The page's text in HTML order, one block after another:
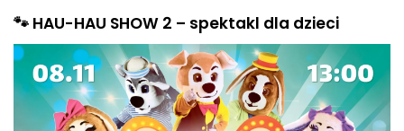
🐾 HAU-HAU SHOW 2 – spektakl dla dzieci